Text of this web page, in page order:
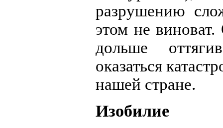
разрушению
этом не
дольше
оказаться
нашей стране.
Изобилие